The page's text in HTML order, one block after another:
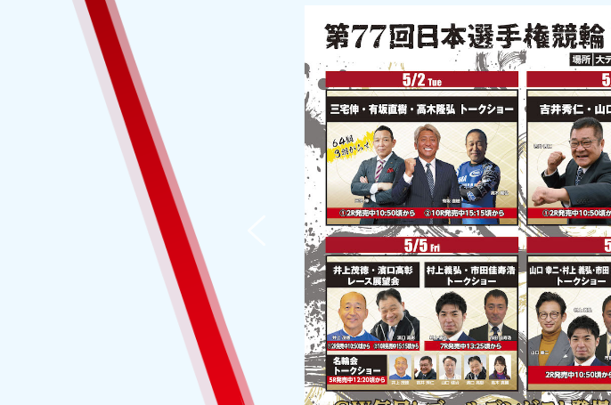
2023.04.25 EVENT その他イベントを公開し
2023.04.24 EVENT
流れ星さんのサイン入り
10名様に当たるTwitter
2023.04.24 NEWS ムービー特集を公開しま
2023.04.23 EVENT
呂布カルマさんのサイン
分が10名様に当たる
2023.04.22 EVENT
最大7,777円の選べるデ
ーン実施中！
2023.04.21 EVENT イベントスケジュール
2023.04.19 EVENT
10選手サイン入りの平塚
の豪華セットが当たる